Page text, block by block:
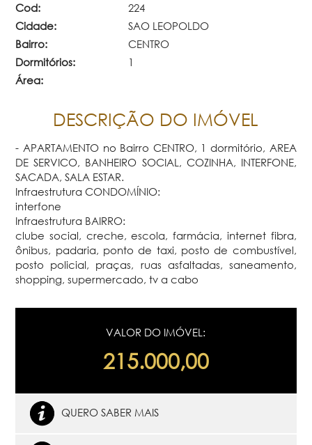
Cod:
224
Cidade:
SAO LEOPOLDO
Bairro:
CENTRO
Dormitórios:
1
Área:
DESCRIÇÃO DO IMÓVEL
- APARTAMENTO no Bairro CENTRO, 1 dormitório, AREA
DE SERVICO, BANHEIRO SOCIAL, COZINHA, INTERFONE,
SACADA, SALA ESTAR.
Infraestrutura CONDOMÍNIO:
interfone
Infraestrutura BAIRRO:
clube social, creche, escola, farmácia, internet fibra,
ônibus, padaria, ponto de taxi, posto de combustível,
posto policial, praças, ruas asfaltadas, saneamento,
shopping, supermercado, tv a cabo
VALOR DO IMÓVEL:
215.000,00
QUERO SABER MAIS